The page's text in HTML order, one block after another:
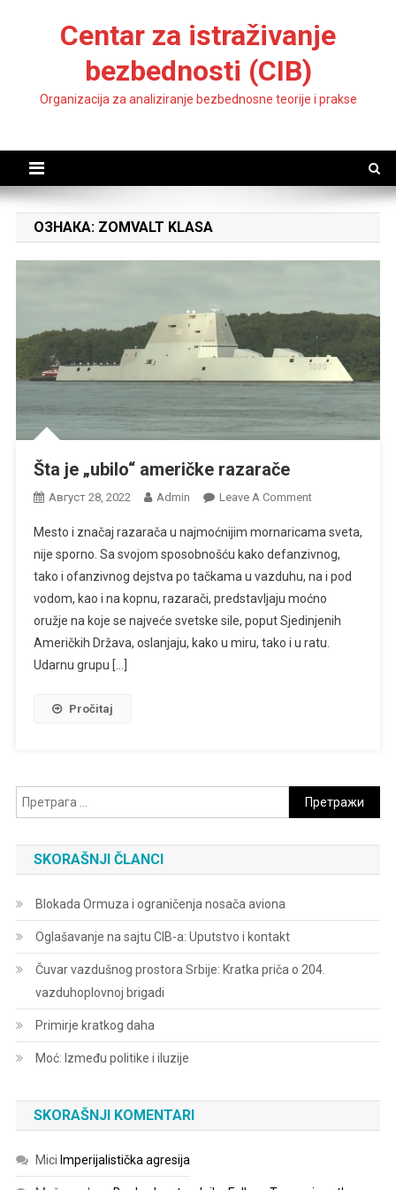
Centar za istraživanje
bezbednosti (CIB)
Organizacija za analiziranje bezbednosne teorije i prakse
ОЗНАКА: ZOMVALT KLASA
Šta je „ubilo“ američke razarače
Август 28, 2022 Admin Leave A CommentOn
Je
„ubilo“
Američke
Razarače
Mesto i značaj razarača u najmoćnijim mornaricama sveta,
nije sporno. Sa svojom sposobnošću kako defanzivnog,
tako i ofanzivnog dejstva po tačkama u vazduhu, na i pod
vodom, kao i na kopnu, razarači, predstavljaju moćno
oružje na koje se najveće svetske sile, poput Sjedinjenih
Američkih Država, oslanjaju, kako u miru, tako i u ratu.
Udarnu grupu […]
Pročitaj
Претрага
за:
SKORAŠNJI ČLANCI
Blokada Ormuza i ograničenja nosača aviona
Oglašavanje na sajtu CIB-a: Uputstvo i kontakt
Čuvar vazdušnog prostora Srbije: Kratka priča o 204.
vazduhoplovnoj brigadi
Primirje kratkog daha
Moć: Između politike i iluzije
SKORAŠNJI KOMENTARI
Mici Imperijalistička agresija